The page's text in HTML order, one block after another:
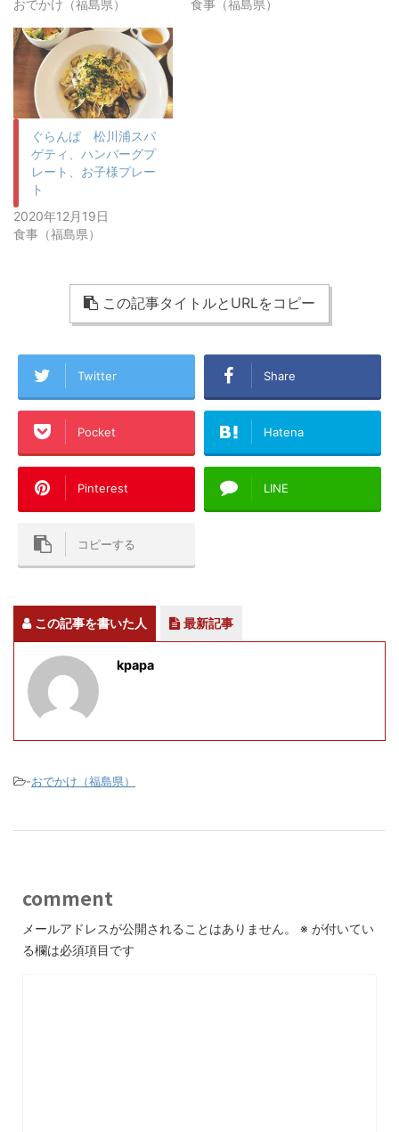
おでかけ（福島県） 食事（福島県）
ぐらんぱ 松川浦スパ
ゲティ、ハンバーグプ
レート、お子様プレー
ト
2020年12月19日
食事（福島県）
この記事タイトルとURLをコピー
Twitter Share
Pocket Hatena
Pinterest LINE
コピーする
この記事を書いた人 最新記事
kpapa
-おでかけ（福島県）
comment
メールアドレスが公開されることはありません。 ※ が付いてい
る欄は必須項目です